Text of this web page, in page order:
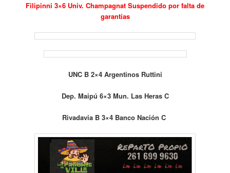
Filipinni 3×6 Univ. Champagnat Suspendido por falta de
garantías
UNC B 2×4 Argentinos Ruttini
Dep. Maipú 6×3 Mun. Las Heras C
Rivadavia B 3×4 Banco Nación C